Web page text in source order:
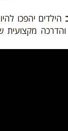
הילדים יהפכו
מקצועית